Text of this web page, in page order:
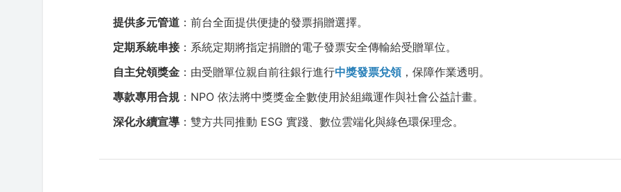
提供多元管道 ：前台全面提供便捷的發票捐贈選擇。
定期系統串接：系統定期將指定捐贈的電子發票安全傳輸給受贈單位。
自主兌領獎金 ：由受贈單位親自前往銀行進行中獎發票兌領，保障作業透明。
專款專用合規 ：NPO 依法將中獎獎金全數使用於組織運作與社會公益計畫。
深化永續宣導 ：雙方共同推動 ESG 實踐、數位雲端化與綠色環保理念。